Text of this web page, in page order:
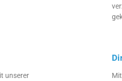
unserer